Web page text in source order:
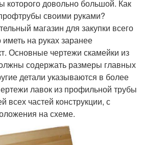
которого довольно большой. Как
своими руками?
магазин для закупки всего
на руках заранее
Основные чертежи скамейки из
содержать размеры главных
детали указываются в более
лавок из профильной трубы
частей конструкции, с
на схеме.